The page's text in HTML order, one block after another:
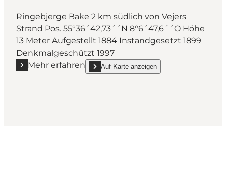
Ringebjerge Bake 2 km südlich von Vejers
Strand Pos. 55°36´42,73´´N 8°6´47,6´´O Höhe
13 Meter Aufgestellt 1884 Instandgesetzt 1899
Denkmalgeschützt 1997
Mehr erfahren
Mehr erfahren "Schifffahrtszeichen bei Ringebjerge"
Auf Karte anzeigen
show Schifffahrtszeichen bei Ringebjerge